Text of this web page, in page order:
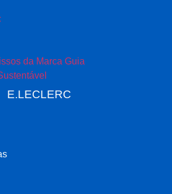
da Marca Guia
E.LECLERC